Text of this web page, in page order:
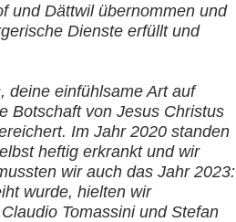
und Dättwil übernommen und
Dienste erfüllt und
deine einfühlsame Art auf
Botschaft von Jesus Christus
Im Jahr 2020 standen
heftig erkrankt und wir
wir auch das Jahr 2023:
wurde, hielten wir
Tomassini und Stefan